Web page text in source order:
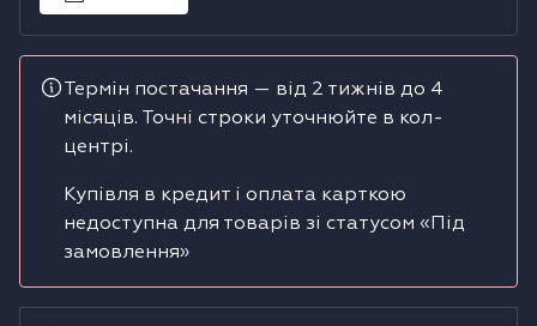
Сушильні машини
Термін постачання — від 2 тижнів до 4
місяців. Точні строки уточнюйте в кол-
центрі.
Купівля в кредит і оплата карткою
недоступна для товарів зі статусом «Під
замовлення»